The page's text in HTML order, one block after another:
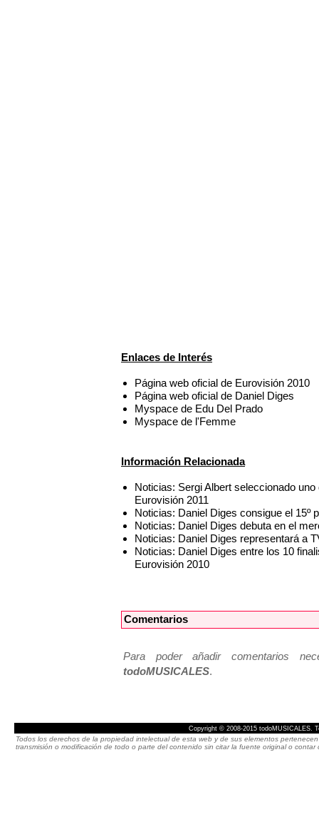
Enlaces de Interés
Página web oficial de Eurovisión 2010
Página web oficial de Daniel Diges
Myspace de Edu Del Prado
Myspace de l'Femme
Información Relacionada
Noticias: Sergi Albert seleccionado
Eurovisión 2011
Noticias: Daniel Diges consigue el 15º
Noticias: Daniel Diges debuta en el
Noticias: Daniel Diges representará a
Noticias: Daniel Diges entre los 10
Eurovisión 2010
Comentarios
Para poder añadir comentarios
todoMUSICALES.
Copyright © 2008-2015 todoMUSICALES.
Todos los derechos de la propiedad intelectual de esta web y de sus elementos
transmisión o modificación de todo o parte del contenido sin citar la fuente original o